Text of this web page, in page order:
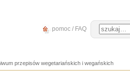
pomoc / FAQ
przepisów wegetariańskich i wegańskich